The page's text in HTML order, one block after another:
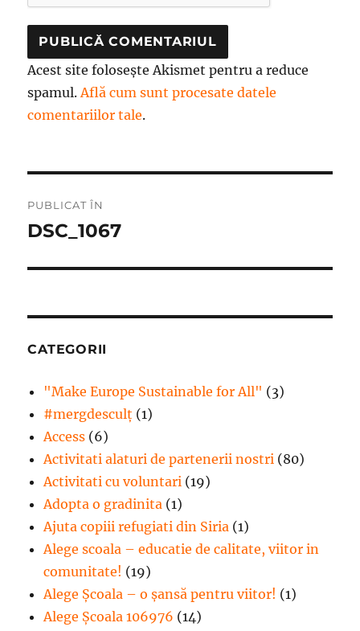
Acest site folosește Akismet pentru a reduce
spamul. Află cum sunt procesate datele
comentariilor tale.
în
PUBLICAT ÎN
DSC_1067
CATEGORII
"Make Europe Sustainable for All" (3)
#mergdesculţ (1)
Access (6)
Activitati alaturi de partenerii nostri (80)
Activitati cu voluntari (19)
Adopta o gradinita (1)
Ajuta copiii refugiati din Siria (1)
Alege scoala – educatie de calitate, viitor in
comunitate! (19)
Alege Şcoala – o şansă pentru viitor! (1)
Alege Școala 106976 (14)